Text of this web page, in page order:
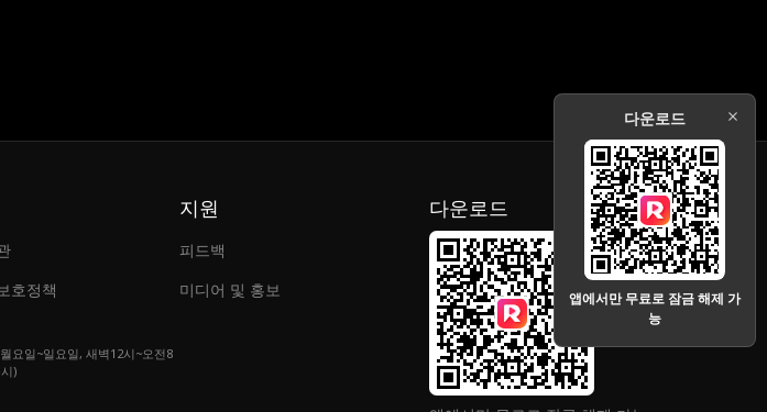
호정책
요일~일요일, 새벽12시~오전8
)
지원
피드백
미디어 및 홍보
다운로드
다운로드
앱에서만 무료로 잠금 해제 가
능